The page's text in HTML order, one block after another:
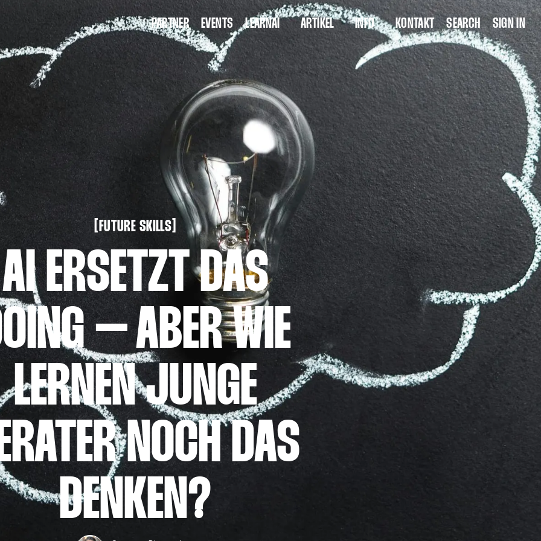
PARTNER EVENTS
LEARNAI
KI TOOLBOX
WORKSHOPS
ARTIKEL
POSTS
THEMEN
AUTOREN
INTERVIEWS
ARCHIV
QUELLEN PRO ARTIKEL
INFO
WER SIND WIR?
FUTURE SKILLS ENTDECKEN
BERATUNG IM WANDEL
KONTAKT SEARCH SIGN IN
FUTURE SKILLS
AI ERSETZT DAS
– ABER WIE
LERNEN JUNGE
NOCH DAS
DENKEN?